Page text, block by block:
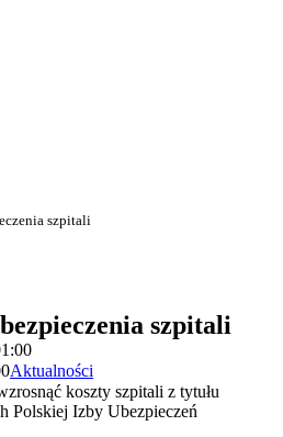
szpitali
szpitali
Aktualności
koszty szpitali z tytułu
Polskiej Izby Ubezpieczeń